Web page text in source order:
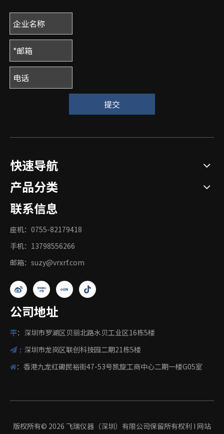
提交
快速导航
产品分类
联系信息
座机：0755-82179418
手机：13798556266
邮箱： suzy@vrxrf.com
公司地址
：深圳市罗湖区贝丽北路水贝工业区16栋5楼
 ： 深圳市龙岗区联创科技园二期21栋5楼
：香港九龙红磡民裕街47-53号凯旋工商中心二期一楼G05室
版权所有© 2026 飞瑞仪器（深圳）有限公司保留所有权利 I 网站